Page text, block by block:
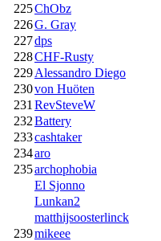
225ChObz
226G. Gray
227dps
228CHF-Rusty
229Alessandro Diego
230von Huöten
231 RevSteveW
232Battery
233cashtaker
234aro
235archophobia
El Sjonno
Lunkan2
matthijsoosterlinck
239mikeee